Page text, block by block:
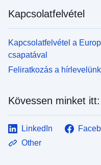
Kapcsolatfelvétel
Kapcsolatfelvétel a
csapatával
Feliratkozás a
Kövessen minket itt:
LinkedIn
Other